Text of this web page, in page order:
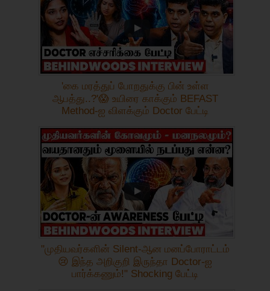
'கை மரத்துப் போறதுக்கு பின் உள்ள
ஆபத்து..?'😱 உயிரை காக்கும் BEFAST
Method-ஐ விளக்கும் Doctor பேட்டி
"முதியவர்களின் Silent-ஆன மனப்போராட்டம்
😢 இந்த அறிகுறி இருந்தா Doctor-ஐ
பார்க்கணும்!" Shocking பேட்டி